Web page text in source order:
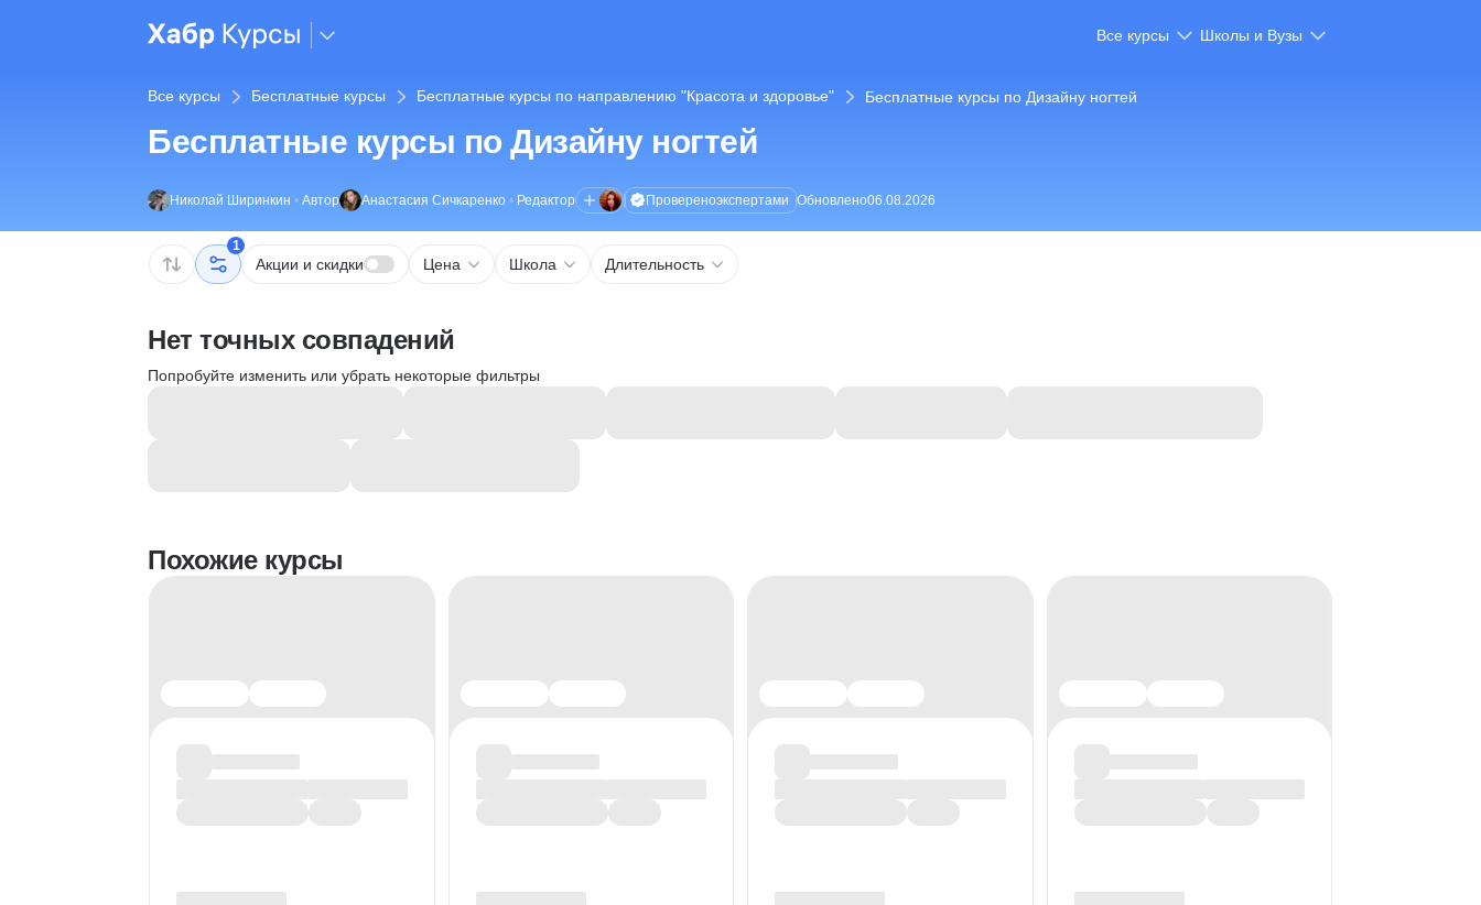
Все курсы Школы и Вузы
Все курсы Бесплатные курсы Бесплатные курсы по направлению "Красота и здоровье" Бесплатные курсы по Дизайну ногтей
Бесплатные курсы по Дизайну ногтей
Николай Ширинкин • Автор Анастасия Сичкаренко • Редактор Провереноэкспертами Обновлено06.08.2026
1
Акции и скидки Цена Школа Длительность
Нет точных совпадений
Попробуйте изменить или убрать некоторые фильтры
Похожие курсы